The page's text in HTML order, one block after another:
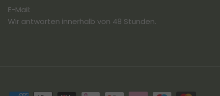
E-Mail:
Wir antworten innerhalb von 48 Stunden.